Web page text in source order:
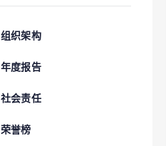
组织架构
年度报告
社会责任
荣誉榜